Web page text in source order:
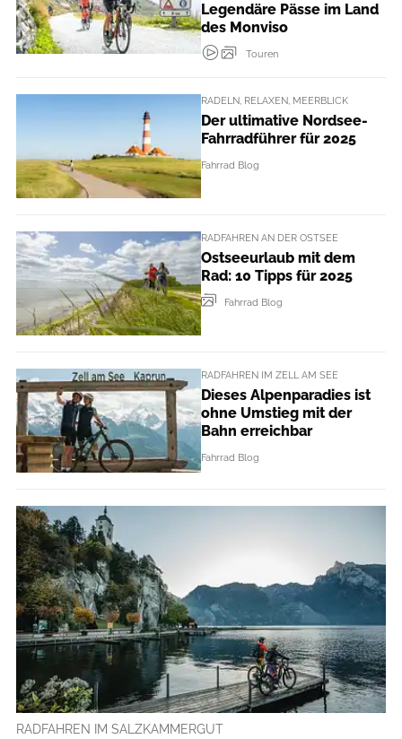
Legendäre Pässe im Land
des Monviso
Touren
RADELN, RELAXEN, MEERBLICK
Der ultimative Nordsee-
Fahrradführer für 2025
Fahrrad Blog
RADFAHREN AN DER OSTSEE
Ostseeurlaub mit dem
Rad: 10 Tipps für 2025
Fahrrad Blog
RADFAHREN IM ZELL AM SEE
Dieses Alpenparadies ist
ohne Umstieg mit der
Bahn erreichbar
Fahrrad Blog
RADFAHREN IM SALZKAMMERGUT